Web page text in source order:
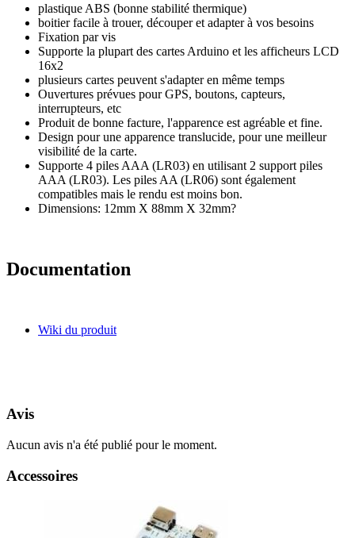
plastique ABS (bonne stabilité thermique)
boitier facile à trouer, découper et adapter à vos besoins
Fixation par vis
Supporte la plupart des cartes Arduino et les afficheurs LCD
16x2
plusieurs cartes peuvent s'adapter en même temps
Ouvertures prévues pour GPS, boutons, capteurs,
interrupteurs, etc
Produit de bonne facture, l'apparence est agréable et fine.
Design pour une apparence translucide, pour une meilleur
visibilité de la carte.
Supporte 4 piles AAA (LR03) en utilisant 2 support piles
AAA (LR03). Les piles AA (LR06) sont également
compatibles mais le rendu est moins bon.
Dimensions: 12mm X 88mm X 32mm?
Documentation
Wiki du produit
Avis
Aucun avis n'a été publié pour le moment.
Accessoires